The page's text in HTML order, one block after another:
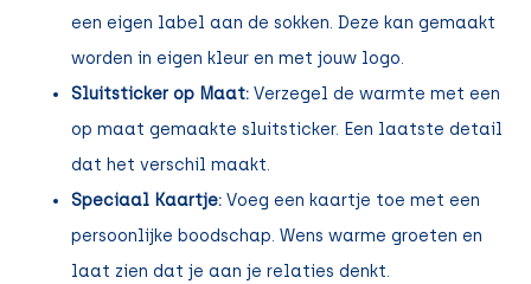
een eigen label aan de sokken. Deze kan gemaakt
worden in eigen kleur en met jouw logo.
Sluitsticker op Maat: Verzegel de warmte met een
op maat gemaakte sluitsticker. Een laatste detail
dat het verschil maakt.
Speciaal Kaartje: Voeg een kaartje toe met een
persoonlijke boodschap. Wens warme groeten en
laat zien dat je aan je relaties denkt.